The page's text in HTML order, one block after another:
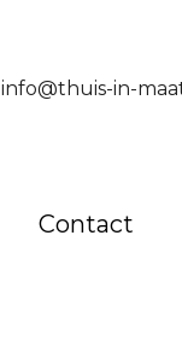
info@thuis-in-
Contact